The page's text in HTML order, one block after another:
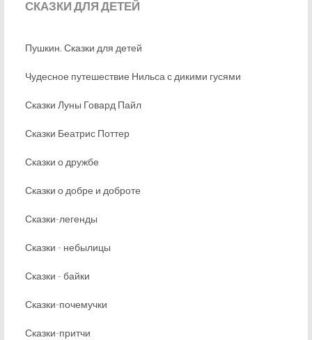
СКАЗКИДЛЯ ДЕТЕЙ
Пушкин. Сказки для детей
Чудесное путешествие Нильса с дикими гусями
Сказки Луны Говард Пайл
Сказки Беатрис Поттер
Сказки о дружбе
Сказки о добре и доброте
Сказки-легенды
Сказки - небылицы
Сказки - байки
Сказки-почемучки
Сказки-притчи